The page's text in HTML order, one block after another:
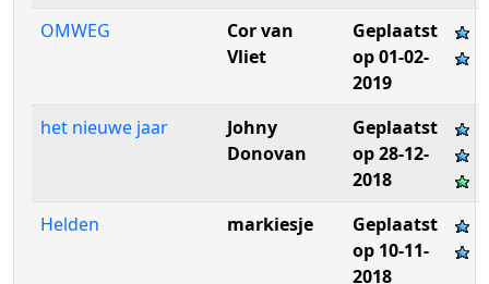
OMWEG
Cor van
Vliet
Geplaatst
op 01-02-
2019
het nieuwe jaar
Johny
Donovan
Geplaatst
op 28-12-
2018
Helden
markiesje
Geplaatst
op 10-11-
2018